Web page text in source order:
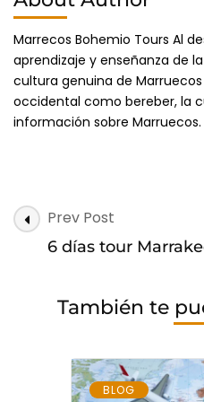
Marrecos Bohemio Tours Al
aprendizaje y enseñanza de
cultura genuina de
occidental como bereber, la
información sobre Marruecos.
Post
Navigation
Prev Post
6 días tour
También te
BLOG